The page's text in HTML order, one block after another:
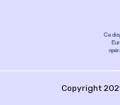
Ce
Copyright